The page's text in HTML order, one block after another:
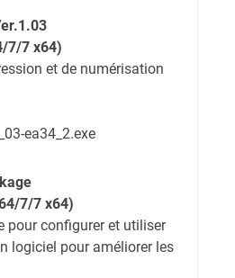
7/7 x64)
et de numérisation
ea34_2.exe
7/7 x64)
pour configurer et utiliser
logiciel pour améliorer les